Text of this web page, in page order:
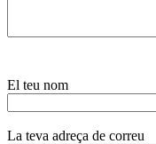
El teu nom
La teva adreça de correu